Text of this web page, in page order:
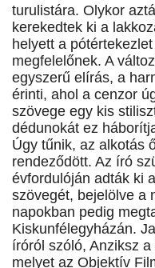
turulistára. Olykor
kerekedtek ki a
helyett a
megfelelőnek. A
egyszerű elírás, a
érinti, ahol a cenzor
szövege egy kis
dédunokát ez
Úgy tűnik, az alkotás
rendeződött. Az író
évfordulóján adták ki
szövegét, bejelölve a
napokban pedig
Kiskunfélegyházán.
íróról szóló, Anziksz
melyet az Objektív